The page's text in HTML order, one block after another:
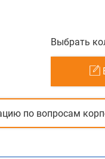
Выбрать
по вопросам